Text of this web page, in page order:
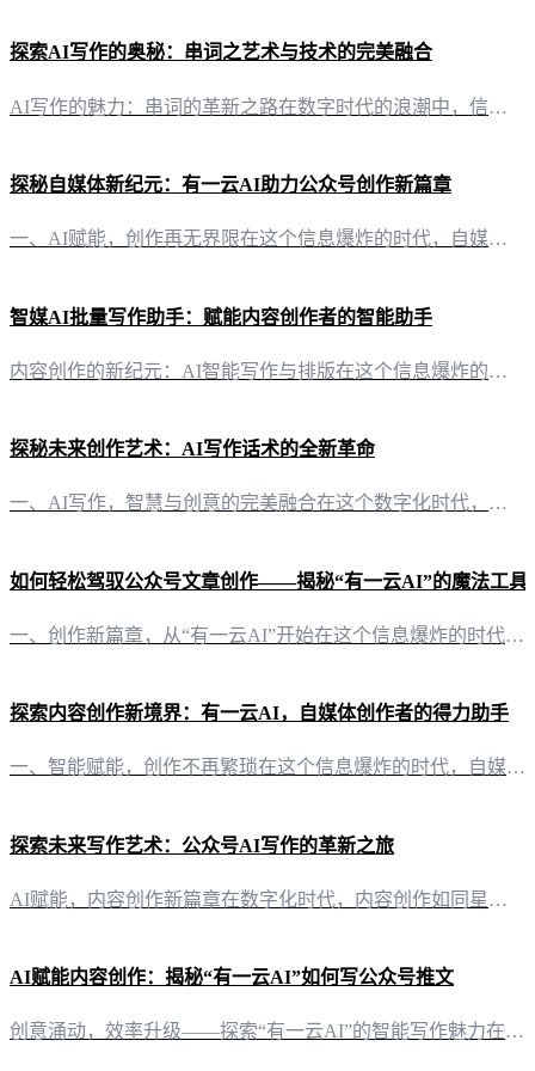
探索AI写作的奥秘：串词之艺术与技术的完美融合
AI写作的魅力：串词的革新之路在数字时代的浪潮中，信息爆炸式增长，内容创作者面临着前所未有的挑战。如何在这片汪洋中脱颖而出，成为人们关注的焦点？答案就是——AI写作。特别是“有一云AI”，这款创新型AI智能写作+排版软件，以其卓越的性能，为自媒体创作者提供了前沿的AI技术服务。 创新排版，千款皮肤任你选择“有一云AI”在内容排版方面，独具匠心。它提供包含标题、内容、图文、分隔、引导五大类数千款装
探秘自媒体新纪元：有一云AI助力公众号创作新篇章
一、AI赋能，创作再无界限在这个信息爆炸的时代，自媒体创作者面临着巨大的创作压力。然而，有了“有一云AI”的出现，这一切都变得不同。这款创新型AI智能写作+排版软件，如同一股清新的风，吹拂着自媒体创作的领域。 二、排版之美，千变万化“有一云AI”在内容排版方面，为自媒体创作者提供了无限可能。数千款装修皮肤，涵盖了标题、内容、图文、分隔、引导等五大类，每一款都独具匠心，让您的公众号文章瞬间焕然一新
智媒AI批量写作助手：赋能内容创作者的智能助手
内容创作的新纪元：AI智能写作与排版在这个信息爆炸的时代，内容创作者面临着前所未有的挑战。如何高效、高质量地产出内容，成为了许多自媒体从业者的难题。而“有一云AI”，作为一款创新型AI智能写作+排版软件，正是为了解决这一痛点而生。 标题、内容、图文，一键排版，打造视觉盛宴“有一云AI”深知，一篇优秀的文章不仅要有深度，更要有吸引力。因此，在内容排版方面，我们提供了包含标题、内容、图文、分隔、引导
探秘未来创作艺术：AI写作话术的全新革命
一、AI写作，智慧与创意的完美融合在这个数字化时代，文字的创造不再局限于个人的灵感与笔触。有了“有一云AI”，我们迎来了AI写作话术的全新境界。这款创新型AI智能写作+排版软件，如一位艺术大师，将智慧与创意巧妙融合，为自媒体创作者带来了前所未有的创作体验。 二、内容排版，千变万化尽在掌握“有一云AI”在内容排版上独具匠心，提供数千款装修皮肤，涵盖标题、内容、图文、分隔、引导等五大类。无论是追求简
如何轻松驾驭公众号文章创作——揭秘“有一云AI”的魔法工具
一、创作新篇章，从“有一云AI”开始在这个信息爆炸的时代，公众号文章成为了传播知识与观点的重要载体。然而，如何高效地制作一篇吸引人的公众号文章，成为了许多创作者的难题。“有一云AI”应运而生，以其卓越的智能写作与排版能力，助你轻松驾驭公众号文章创作。 二、智能排版，视觉盛宴在文章的视觉呈现上，“有一云AI”提供了数千款装修皮肤，涵盖标题、内容、图文、分隔、引导等五大类。这些精心设计的皮肤，不仅能
探索内容创作新境界：有一云AI，自媒体创作者的得力助手
一、智能赋能，创作不再繁琐在这个信息爆炸的时代，自媒体创作者面临着内容创作的高门槛与时间成本的双重压力。而“有一云AI”的出现，犹如一缕清风，为自媒体创作者带来了前所未有的便捷与效率。 二、排版之美，千款皮肤随心搭配“有一云AI”在内容排版方面，提供了涵盖标题、内容、图文、分隔、引导等五大类的数千款装修皮肤。无论是清新文艺，还是时尚潮流，亦或是专业严谨，都能在这里找到属于你的风格。 三、跨平台创
探索未来写作艺术：公众号AI写作的革新之旅
AI赋能，内容创作新篇章在数字化时代，内容创作如同星辰大海，无限广阔。而公众号作为信息传播的重要阵地，对内容的质量和效率提出了更高的要求。今天，让我们一同踏入公众号AI写作的新纪元，感受科技与艺术的完美融合。 创意无限，排版得心应手“有一云AI”作为一款创新型AI智能写作+排版软件，专为自媒体创作者量身打造。它不仅能够满足创作者对内容创作的需求，还能让排版变得轻松愉快。在内容排版方面，“有一云A
AI赋能内容创作：揭秘“有一云AI”如何写公众号推文
创意涌动，效率升级——探索“有一云AI”的智能写作魅力在自媒体时代，内容创作成为自媒体人的核心竞争力。然而，面对日益增长的内容需求，如何高效创作出引人入胜的公众号推文成为一大挑战。这时，“有一云AI”智能写作+排版软件应运而生，为自媒体创作者提供了一场颠覆性的创作体验。 多元风格，千款模板——打造个性化公众号推文“有一云AI”在内容排版方面，提供了丰富多样的模板选择。从标题到内容，从图文搭配到分